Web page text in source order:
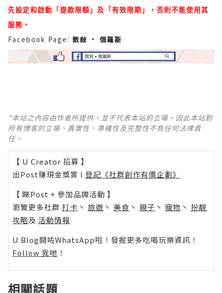
先設定和啟動「提款限額」及「有效限期」，否則不能使用其
服務。
Facebook Page: 散敍 • 俄羅斯
*本站之內容由作者所提供，並不代表本站的立場。因此本站對
所有博客的立場、真實性、準確性及完整性不負任何法律責
任。
【 U Creator 招募 】
出Post賺現金獎賞 l 登記《社群創作有價企劃》
【 睇Post + 參加品牌活動 】
瀏覽更多社群 打卡 丶 旅遊 丶 美食 丶 親子 丶 寵物 丶 扮靚
攻略及 活動情報
U Blog開咗WhatsApp啦！發掘更多吃喝玩樂資訊！
Follow 我哋 ！
相關話題